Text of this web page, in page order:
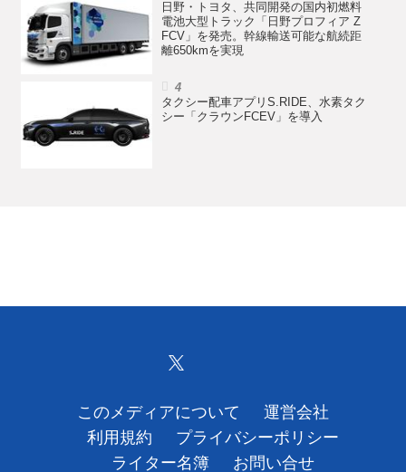
日野・トヨタ、共同開発の国内初燃料
電池大型トラック「日野プロフィア Z
FCV」を発売。幹線輸送可能な航続距
離650kmを実現
タクシー配車アプリS.RIDE、水素タク
シー「クラウンFCEV」を導入
このメディアについて
運営会社
利用規約
プライバシーポリシー
ライター名簿
お問い合せ